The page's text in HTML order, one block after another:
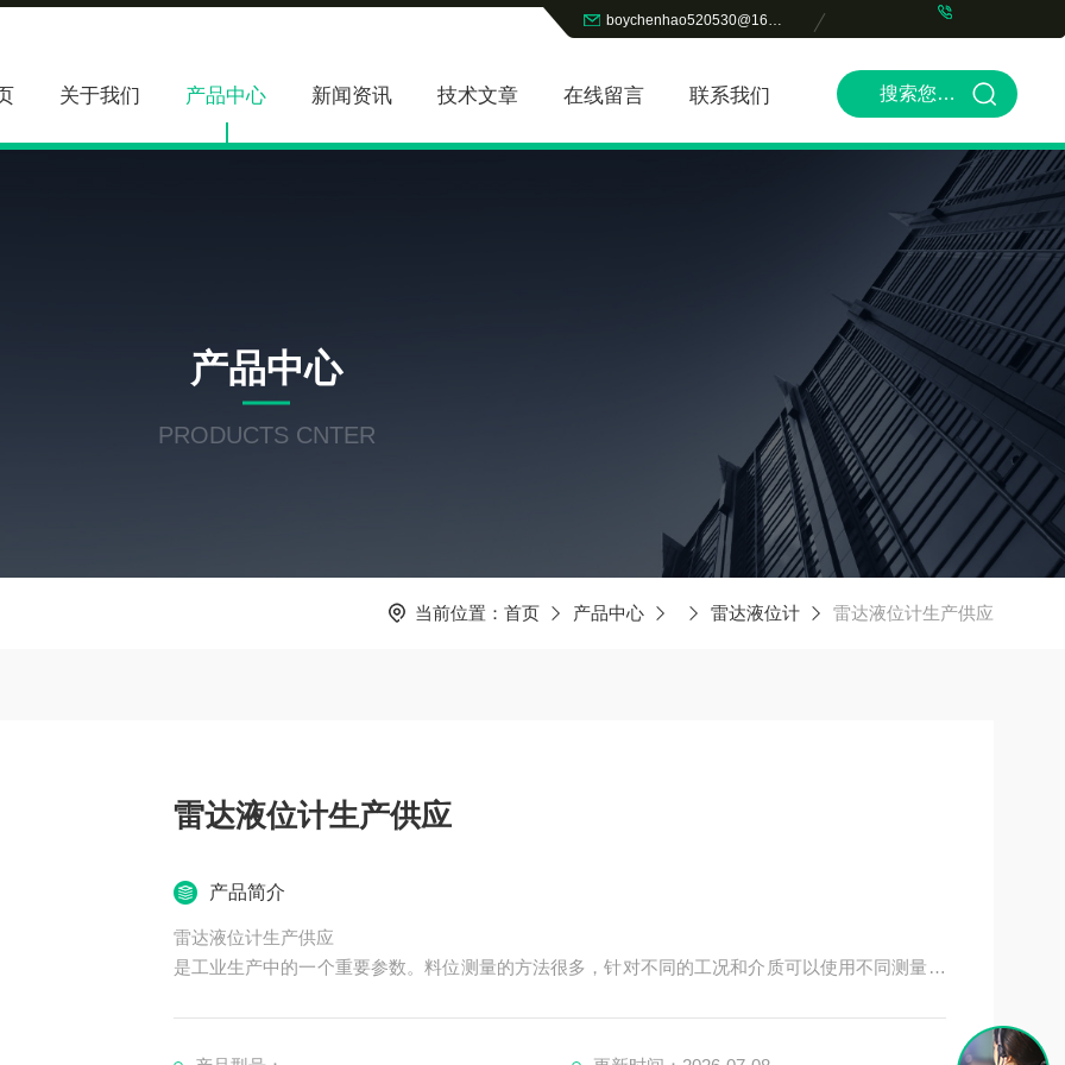
boychenhao520530@163.com
关于我们 产品中心 新闻资讯 技术文章 在线留言 联系我们
产品中心
PRODUCTS CNTER
当前位置： 首页 产品中心 雷达液位计 雷达液位计生产供应
雷达液位计生产供应
产品简介
雷达液位计生产供应
是工业生产中的一个重要参数。料位测量的方法很多，针对不同的工况和介质可以使用不同测量原
度高、蒸汽大、介质腐蚀性强、易结疤等恶劣的测量条件下，显示出其的性能，在工业生产中发挥